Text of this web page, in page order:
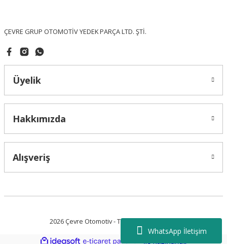
WhatsApp İletişim
ÇEVRE GRUP OTOMOTİV YEDEK PARÇA LTD. ŞTİ.
Üyelik
Hakkımızda
Alışveriş
2026 Çevre Otomotiv - Tüm Hakları Saklıdır.
ideasoft